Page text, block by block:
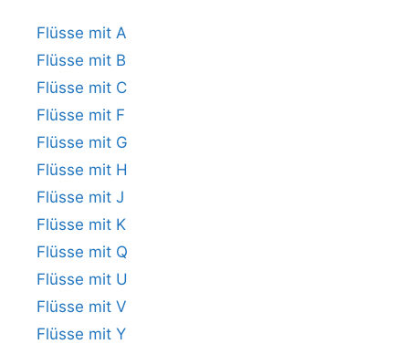
Flüsse mit A
Flüsse mit B
Flüsse mit C
Flüsse mit F
Flüsse mit G
Flüsse mit H
Flüsse mit J
Flüsse mit K
Flüsse mit Q
Flüsse mit U
Flüsse mit V
Flüsse mit Y